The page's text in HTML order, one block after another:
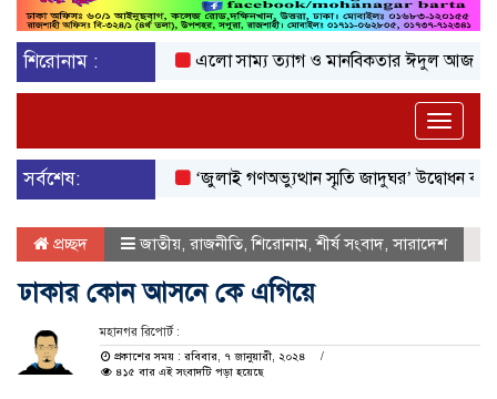
শিরোনাম : এলো সাম্য ত্যাগ ও মানবিকতার ঈদুল আজহা
Toggle
সর্বশেষ:
‘জুলাই গণঅভ্যুত্থান স্মৃতি জাদুঘর’ উদ্বোধন করলেন
প্রচ্ছদ জাতীয়, রাজনীতি,শিরোনাম,শীর্ষ সংবাদ,সারাদেশ
ঢাকার কোন আসনে কে এগিয়ে
মহানগর রিপোর্ট :
প্রকাশের সময় : রবিবার, ৭ জানুয়ারী, ২০২৪
৪১৫ বার এই সংবাদটি পড়া হয়েছে